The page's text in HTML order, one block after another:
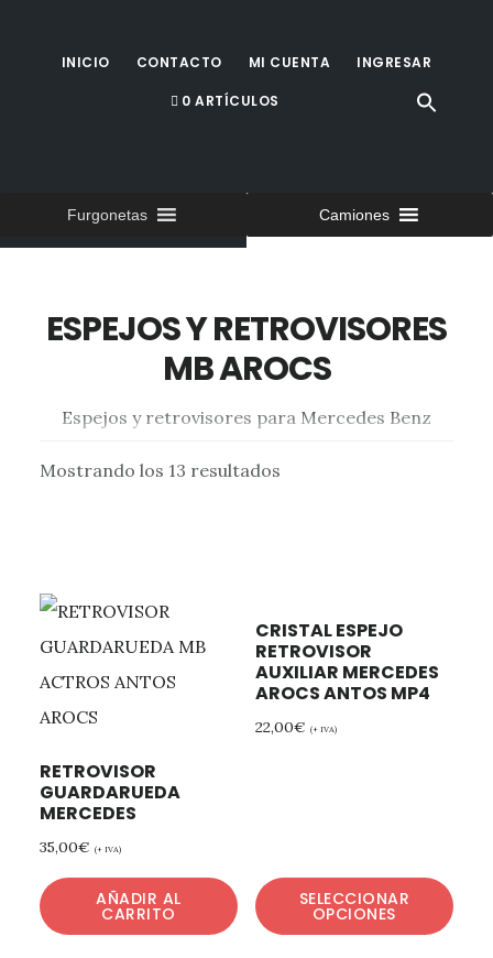
INICIO CONTACTO MI CUENTA INGRESAR
0 ARTÍCULOS
Furgonetas Camiones
ESPEJOS Y RETROVISORES
MB AROCS
Espejos y retrovisores para Mercedes Benz
Mostrando los 13 resultados
RETROVISOR
GUARDARUEDA
MERCEDES
35,00€ (+ IVA)
AÑADIR AL
CARRITO
CRISTAL ESPEJO
RETROVISOR
AUXILIAR MERCEDES
AROCS ANTOS MP4
22,00€ (+ IVA)
SELECCIONAR
OPCIONES